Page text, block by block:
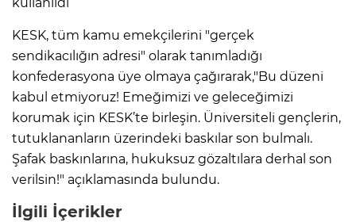
KESK, tüm kamu emekçilerini "gerçek
sendikacılığın adresi" olarak tanımladığı
konfederasyona üye olmaya çağırarak,"Bu düzeni
kabul etmiyoruz! Emeğimizi ve geleceğimizi
korumak için KESK’te birleşin. Üniversiteli gençlerin,
tutuklananların üzerindeki baskılar son bulmalı.
Şafak baskınlarına, hukuksuz gözaltılara derhal son
verilsin!" açıklamasında bulundu.
İlgili İçerikler